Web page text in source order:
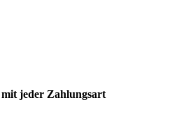
jeder Zahlungsart